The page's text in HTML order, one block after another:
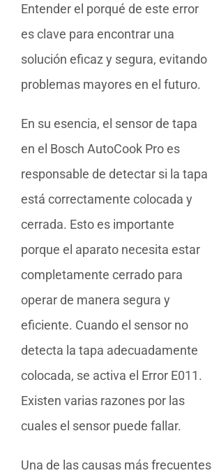
Entender el porqué de este error
es clave para encontrar una
solución eficaz y segura, evitando
problemas mayores en el futuro.
En su esencia, el sensor de tapa
en el Bosch AutoCook Pro es
responsable de detectar si la tapa
está correctamente colocada y
cerrada. Esto es importante
porque el aparato necesita estar
completamente cerrado para
operar de manera segura y
eficiente. Cuando el sensor no
detecta la tapa adecuadamente
colocada, se activa el Error E011.
Existen varias razones por las
cuales el sensor puede fallar.
Una de las causas más frecuentes